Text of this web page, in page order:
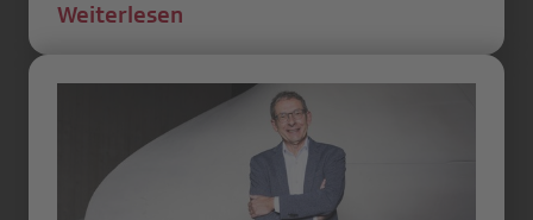
Weiterlesen